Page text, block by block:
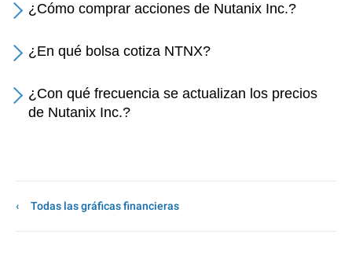
¿Cómo comprar acciones de Nutanix Inc.?
¿En qué bolsa cotiza NTNX?
¿Con qué frecuencia se actualizan los precios
de Nutanix Inc.?
Todas las gráficas financieras